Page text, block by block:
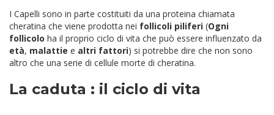
I Capelli sono in parte costituiti da una proteina chiamata
cheratina che viene prodotta nei follicoli piliferi (Ogni
follicolo ha il proprio ciclo di vita che può essere influenzato da
età, malattie e altri fattori) si potrebbe dire che non sono
altro che una serie di cellule morte di cheratina.
La caduta : il ciclo di vita